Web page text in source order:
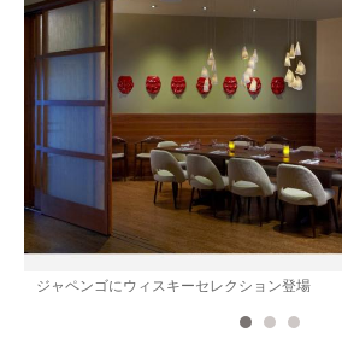
ジャペンゴにウィスキーセレクション登場